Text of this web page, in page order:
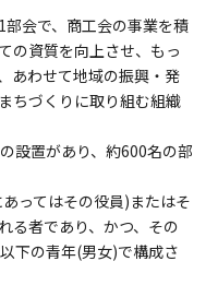
会で、商工会の事業を積
の資質を向上させ、もっ
あわせて地域の振興・発
ちづくりに取り組む組織
設置があり、約600名の部
ってはその役員)またはそ
る者であり、かつ、その
下の青年(男女)で構成さ